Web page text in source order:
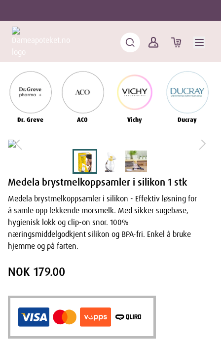
Dr. Greve ACO Vichy Ducray
Medela brystmelkoppsamler i silikon 1 stk
Medela brystmelkoppsamler i silikon - Effektiv løsning for
å samle opp lekkende morsmelk. Med sikker sugebase,
hygienisk lokk og clip-on snor. 100%
næringsmiddelgodkjent silikon og BPA-fri. Enkel å bruke
hjemme og på farten.
NOK 179.00